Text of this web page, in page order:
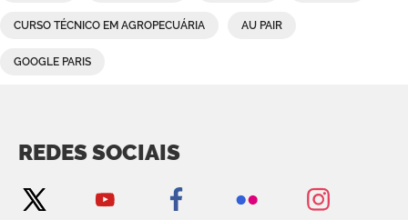
CURSO TÉCNICO EM AGROPECUÁRIA AU PAIR
GOOGLE PARIS
REDES SOCIAIS